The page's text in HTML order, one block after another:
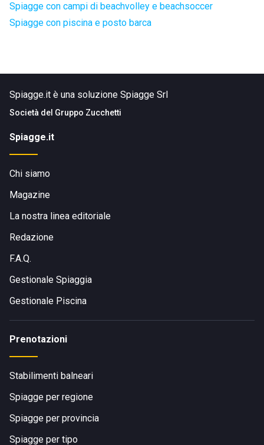
Spiagge con campi di beachvolley e beachsoccer
Spiagge con piscina e posto barca
Spiagge.it è una soluzione Spiagge Srl
Società del Gruppo Zucchetti
Spiagge.it
Chi siamo
Magazine
La nostra linea editoriale
Redazione
F.A.Q.
Gestionale Spiaggia
Gestionale Piscina
Prenotazioni
Stabilimenti balneari
Spiagge per regione
Spiagge per provincia
Spiagge per tipo